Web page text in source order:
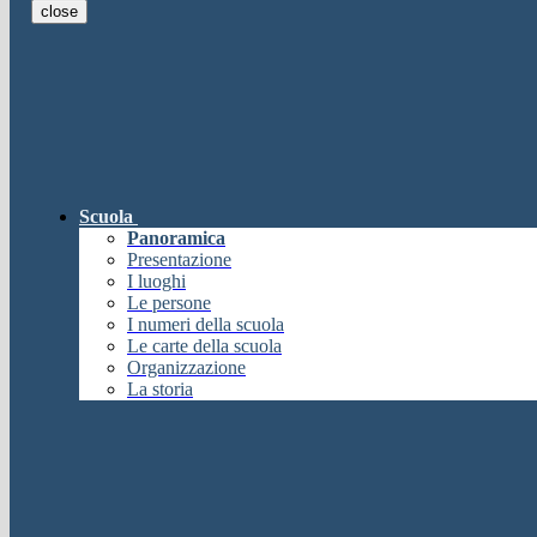
Chiudi
Informazione
Attendere...
Attendere il completamento dell'operazione...
close
Scuola
Panoramica
Presentazione
I luoghi
Le persone
I numeri della scuola
Le carte della scuola
Organizzazione
La storia